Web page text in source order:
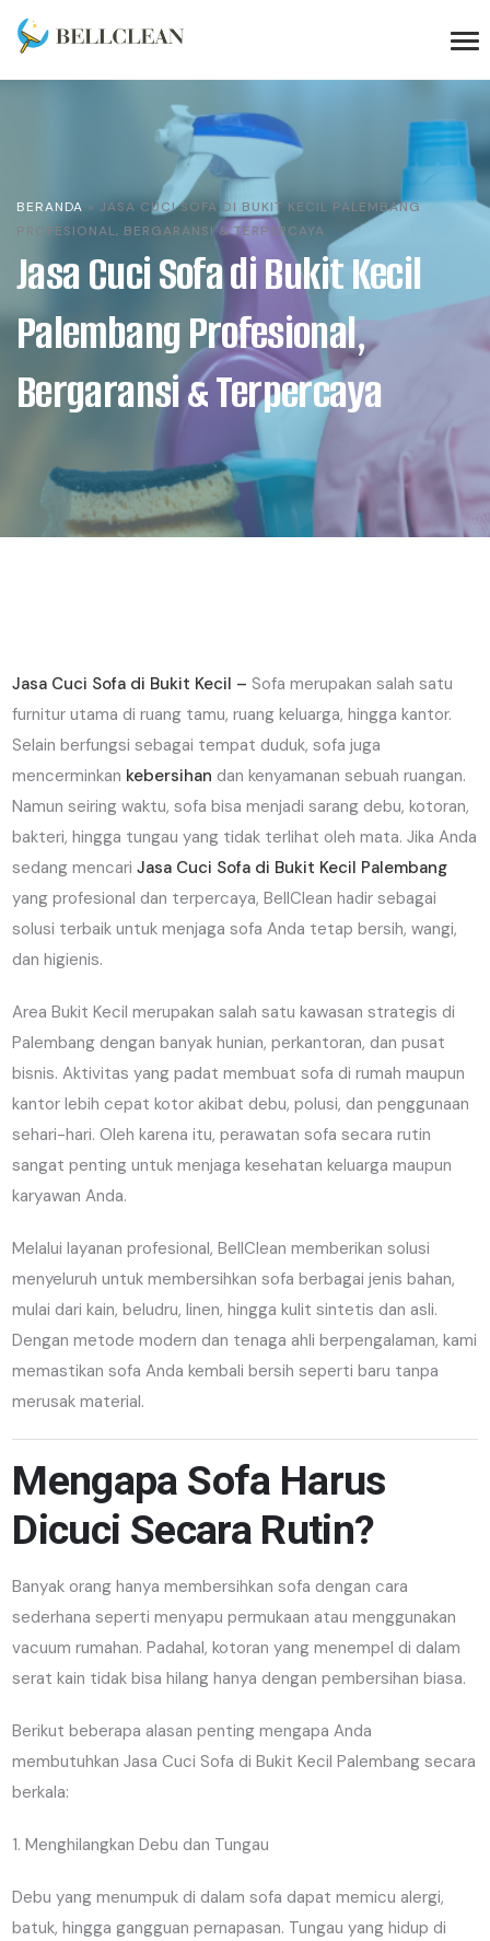
BERANDA » JASA CUCI SOFA DI BUKIT KECIL PALEMBANG
PROFESIONAL, BERGARANSI & TERPERCAYA
Jasa Cuci Sofa di Bukit Kecil
Palembang Profesional,
Bergaransi & Terpercaya
Jasa Cuci Sofa di Bukit Kecil – Sofa merupakan salah satu
furnitur utama di ruang tamu, ruang keluarga, hingga kantor.
Selain berfungsi sebagai tempat duduk, sofa juga
mencerminkan kebersihan dan kenyamanan sebuah ruangan.
Namun seiring waktu, sofa bisa menjadi sarang debu, kotoran,
bakteri, hingga tungau yang tidak terlihat oleh mata. Jika Anda
sedang mencariJasa Cuci Sofa di Bukit Kecil Palembang
yang profesional dan terpercaya, BellClean hadir sebagai
solusi terbaik untuk menjaga sofa Anda tetap bersih, wangi,
dan higienis.
AreaBukit Kecil merupakan salah satu kawasan strategis di
Palembang dengan banyak hunian, perkantoran, dan pusat
bisnis. Aktivitas yang padat membuat sofa di rumah maupun
kantor lebih cepat kotor akibat debu, polusi, dan penggunaan
sehari-hari. Oleh karena itu, perawatan sofa secara rutin
sangat penting untuk menjaga kesehatan keluarga maupun
karyawan Anda.
Melalui layanan profesional, BellClean memberikan solusi
menyeluruh untuk membersihkan sofa berbagai jenis bahan,
mulai dari kain, beludru, linen, hingga kulit sintetis dan asli.
Dengan metode modern dan tenaga ahli berpengalaman, kami
memastikan sofa Anda kembali bersih seperti baru tanpa
merusak material.
Mengapa Sofa Harus
Dicuci Secara Rutin?
Banyak orang hanya membersihkan sofa dengan cara
sederhana seperti menyapu permukaan atau menggunakan
vacuum rumahan. Padahal, kotoran yang menempel di dalam
serat kain tidak bisa hilang hanya dengan pembersihan biasa.
Berikut beberapa alasan penting mengapa Anda
membutuhkan Jasa Cuci Sofa di Bukit Kecil Palembang secara
berkala:
1. Menghilangkan Debu dan Tungau
Debu yang menumpuk di dalam sofa dapat memicu alergi,
batuk, hingga gangguan pernapasan. Tungau yang hidup di